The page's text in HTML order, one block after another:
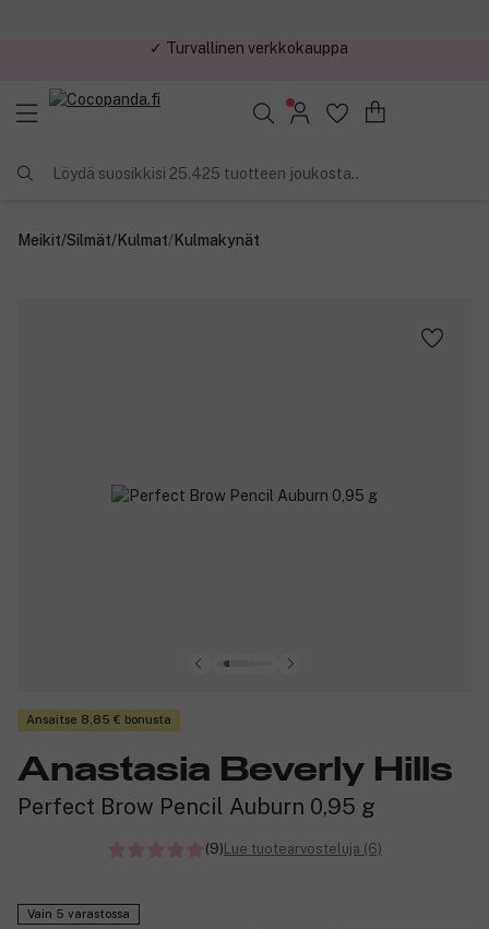
✓ Kilpailukykyiset hinnat
Löydä suosikkisi 25.425 tuotteen joukosta..
Meikit/Silmät/Kulmat/Kulmakynät
Ansaitse 8,85 € bonusta
Anastasia Beverly Hills
Perfect Brow Pencil Auburn 0,95 g
(9)Lue tuotearvosteluja (6)
Vain 5 varastossa